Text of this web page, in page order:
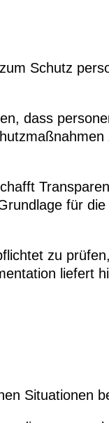
Schutz
dass
für
zu
liefert
Situationen